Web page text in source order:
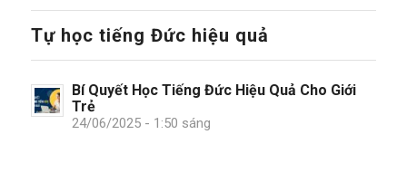
Tự học tiếng Đức hiệu quả
Bí Quyết Học Tiếng Đức Hiệu Quả Cho Giới
Trẻ
24/06/2025 - 1:50 sáng